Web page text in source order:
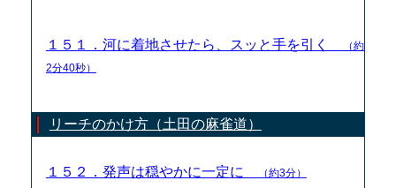
１５１．河に着地させたら、スッと手を引く
（約
2分40秒）
リーチのかけ方（土田の麻雀道）
１５２．発声は穏やかに一定に （約3分）